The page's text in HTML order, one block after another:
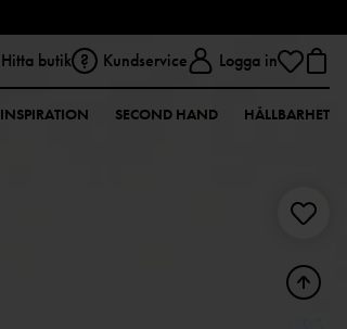
Hitta butik Kundservice Logga in
INSPIRATION SECOND HAND HÅLLBARHET